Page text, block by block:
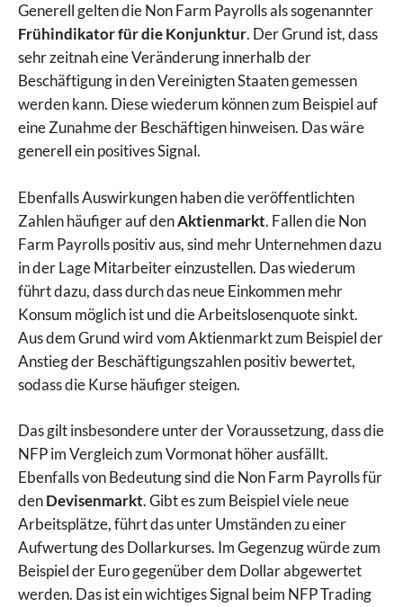
Generell gelten die Non Farm Payrolls als sogenannter
Frühindikator für die Konjunktur. Der Grund ist, dass
sehr zeitnah eine Veränderung innerhalb der
Beschäftigung in den Vereinigten Staaten gemessen
werden kann. Diese wiederum können zum Beispiel auf
eine Zunahme der Beschäftigen hinweisen. Das wäre
generell ein positives Signal.
Ebenfalls Auswirkungen haben die veröffentlichten
Zahlen häufiger auf denAktienmarkt. Fallen die Non
Farm Payrolls positiv aus, sind mehr Unternehmen dazu
in der Lage Mitarbeiter einzustellen. Das wiederum
führt dazu, dass durch das neue Einkommen mehr
Konsum möglich ist und die Arbeitslosenquote sinkt.
Aus dem Grund wird vom Aktienmarkt zum Beispiel der
Anstieg der Beschäftigungszahlen positiv bewertet,
sodass die Kurse häufiger steigen.
Das gilt insbesondere unter der Voraussetzung, dass die
NFP im Vergleich zum Vormonat höher ausfällt.
Ebenfalls von Bedeutung sind die Non Farm Payrolls für
denDevisenmarkt. Gibt es zum Beispiel viele neue
Arbeitsplätze, führt das unter Umständen zu einer
Aufwertung des Dollarkurses. Im Gegenzug würde zum
Beispiel der Euro gegenüber dem Dollar abgewertet
werden. Das ist ein wichtiges Signal beim NFP Trading